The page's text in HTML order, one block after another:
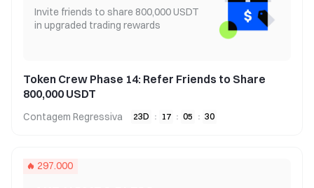
Invite friends to share 800,000 USDT
in upgraded trading rewards
Token Crew Phase 14: Refer Friends to Share
800,000 USDT
Contagem Regressiva 23D : 17 : 05 : 30
297.000